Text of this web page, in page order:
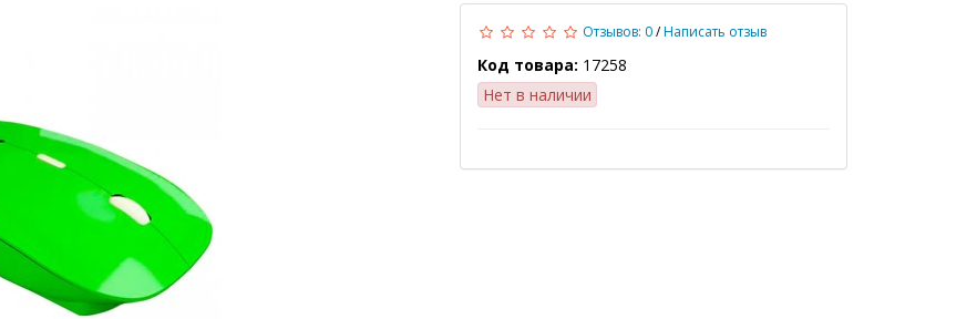
Отзывов: 0/Написать отзыв
Код товара: 17258
Нет в наличии